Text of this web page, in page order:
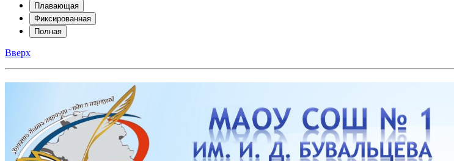
Плавающая
Фиксированная
Полная
Вверх